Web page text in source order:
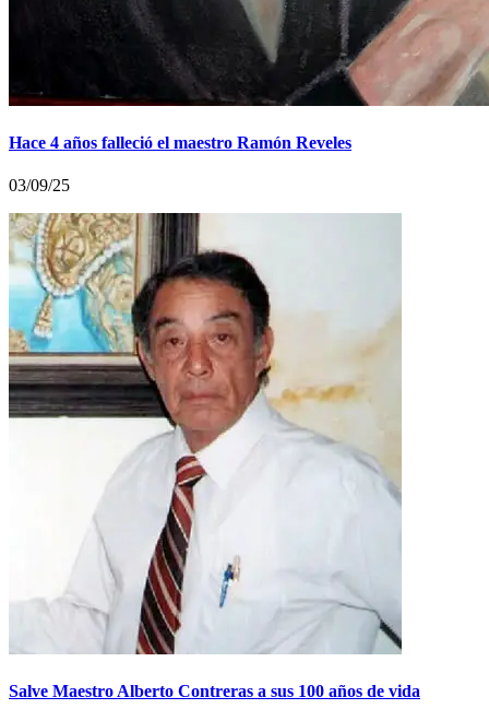
Hace 4 años falleció el maestro Ramón Reveles
03/09/25
Salve Maestro Alberto Contreras a sus 100 años de vida